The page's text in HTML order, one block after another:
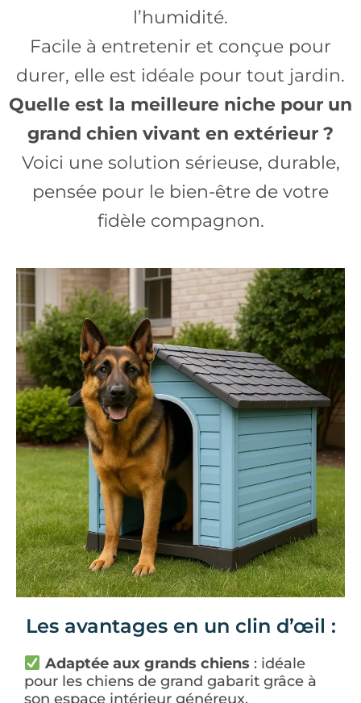
l’humidité.
Facile à entretenir et conçue pour
durer, elle est idéale pour tout jardin.
Quelle est la meilleure niche pour un
grand chien vivant en extérieur ?
Voici une solution sérieuse, durable,
pensée pour le bien-être de votre
fidèle compagnon.
Les avantages en un clin d’œil :
Adaptée aux grands chiens : idéale
pour les chiens de grand gabarit grâce à
son espace intérieur généreux.